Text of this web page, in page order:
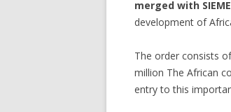
merged with
development of
The order consists
million The African
entry to this